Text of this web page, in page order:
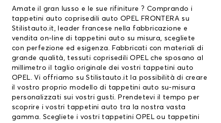
Amate il gran lusso e le sue rifiniture ? Comprando i
tappetini autocoprisedili auto OPEL FRONTERA su
Stilistauto.it, leader francese nella fabbricazione e
vendita on-line di tappetini auto su misura, scegliete
con perfezione ed esigenza. Fabbricati con materiali di
grande qualità, tessuti coprisedili OPEL che sposano al
millimetro il taglio originale dei vostri tappetini auto
OPEL. Vi offriamo su Stilistauto.it la possibilità di creare
il vostro proprio modello di tappetini auto su-misura
personalizzati sui vostri gusti. Prendetevi il tempo per
scoprire i vostri tappetini auto tra la nostra vasta
gamma. Scegliete i vostri tappetini OPEL ou tappetini